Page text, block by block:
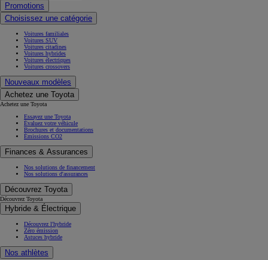
Promotions
Choisissez une catégorie
Voitures familiales
Voitures SUV
Voitures citadines
Voitures hybrides
Voitures électriques
Voitures crossovers
Nouveaux modèles
Achetez une Toyota
Achetez une Toyota
Essayez une Toyota
Évaluez votre véhicule
Brochures et documentations
Émissions CO2
Finances & Assurances
Nos solutions de financement
Nos solutions d'assurances
Découvrez Toyota
Découvrez Toyota
Hybride & Électrique
Découvrez l'hybride
Zéro émission
Astuces hybride
Nos athlètes